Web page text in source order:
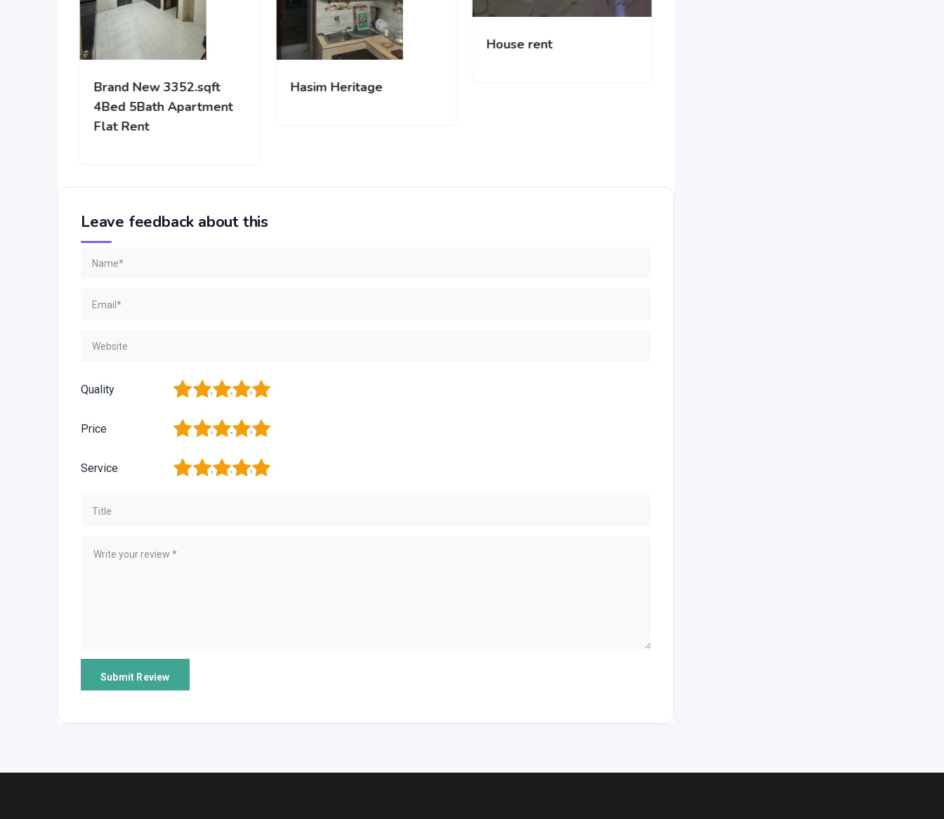
Brand New 3352.sqft
4Bed 5Bath Apartment
Flat Rent
Hasim Heritage
House rent
Leave feedback about this
Quality 5
4
3
2
Price 5
4
3
2
Service 5
4
3
2